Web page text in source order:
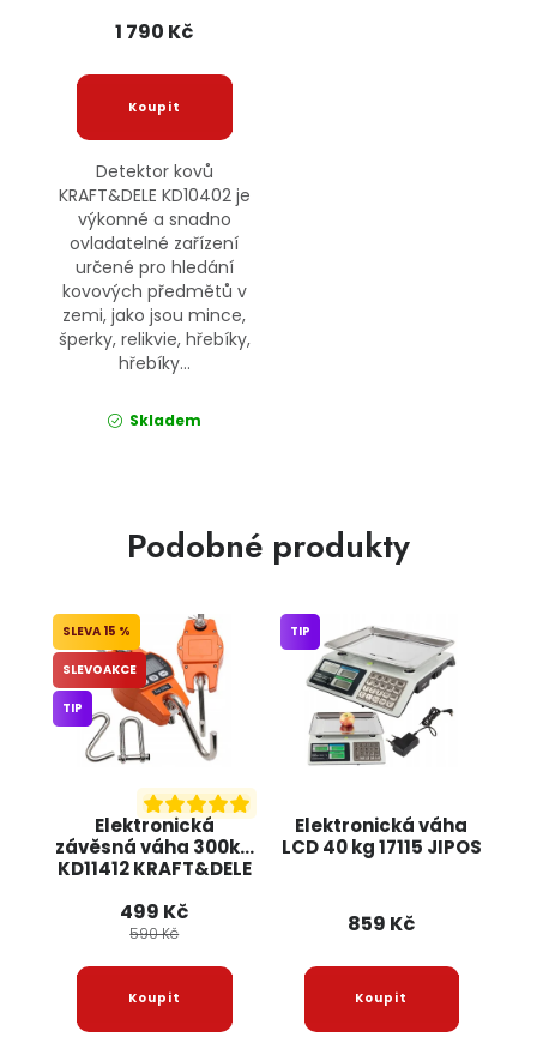
1 790 Kč
Detektor kovů
KRAFT&DELE KD10402 je
výkonné a snadno
ovladatelné zařízení
určené pro hledání
kovových předmětů v
zemi, jako jsou mince,
šperky, relikvie, hřebíky,
hřebíky...
Skladem
Podobné produkty
Elektronická
závěsná váha 300kg
KD11412 KRAFT&DELE
15 %
SLEVOAKCE
TIP
499 Kč
590 Kč
Elektronická váha
LCD 40 kg 17115 JIPOS
TIP
859 Kč